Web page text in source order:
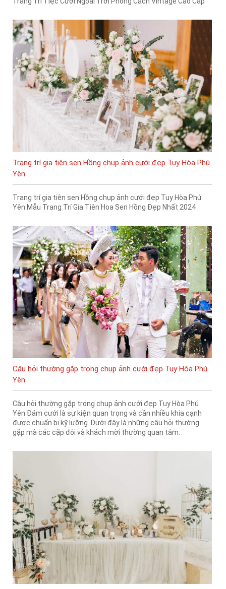
Trang trí gia tiên sen Hồng chụp ảnh cưới đẹp Tuy Hòa Phú
Yên
Trang trí gia tiên sen Hồng chụp ảnh cưới đẹp Tuy Hòa Phú
Yên Mẫu Trang Trí Gia Tiên Hoa Sen Hồng Đẹp Nhất 2024
Câu hỏi thường gặp trong chụp ảnh cưới đẹp Tuy Hòa Phú
Yên
Câu hỏi thường gặp trong chụp ảnh cưới đẹp Tuy Hòa Phú
Yên Đám cưới là sự kiện quan trọng và cần nhiều khía cạnh
được chuẩn bị kỹ lưỡng. Dưới đây là những câu hỏi thường
gặp mà các cặp đôi và khách mời thường quan tâm: